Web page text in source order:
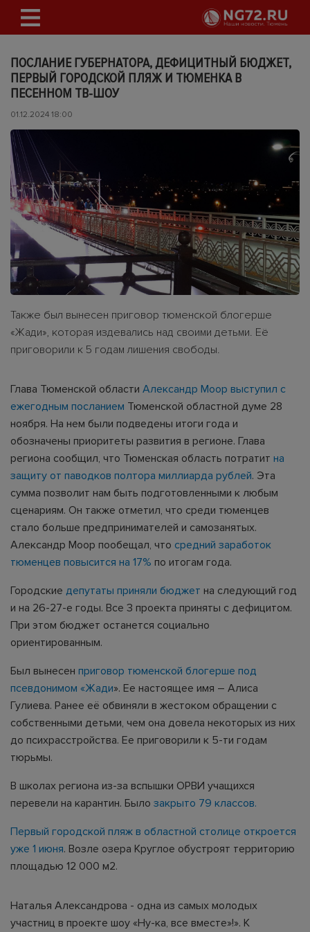
ПОСЛАНИЕ ГУБЕРНАТОРА, ДЕФИЦИТНЫЙ БЮДЖЕТ,
ПЕРВЫЙ ГОРОДСКОЙ ПЛЯЖ И ТЮМЕНКА В
ПЕСЕННОМ ТВ-ШОУ
01.12.2024 18:00
Также был вынесен приговор тюменской блогерше
«Жади», которая издевались над своими детьми. Её
приговорили к 5 годам лишения свободы.
Глава Тюменской области Александр Моор выступил с
ежегодным посланием Тюменской областной думе 28
ноября. На нем были подведены итоги года и
обозначены приоритеты развития в регионе. Глава
региона сообщил, что Тюменская область потратит на
защиту от паводков полтора миллиарда рублей. Эта
сумма позволит нам быть подготовленными к любым
сценариям. Он также отметил, что среди тюменцев
стало больше предпринимателей и самозанятых.
Александр Моор пообещал, что средний заработок
тюменцев повысится на 17% по итогам года.
Городские депутаты приняли бюджет на следующий год
и на 26-27-е годы. Все 3 проекта приняты с дефицитом.
При этом бюджет останется социально
ориентированным.
Был вынесен приговор тюменской блогерше под
псевдонимом «Жади». Ее настоящее имя – Алиса
Гулиева. Ранее её обвиняли в жестоком обращении с
собственными детьми, чем она довела некоторых из них
до психрасстройства. Ее приговорили к 5-ти годам
тюрьмы.
В школах региона из-за вспышки ОРВИ учащихся
перевели на карантин. Было закрыто 79 классов.
Первый городской пляж в областной столице откроется
уже 1 июня. Возле озера Круглое обустроят территорию
площадью 12 000 м2.
Наталья Александрова - одна из самых молодых
участниц в проекте шоу «Ну-ка, все вместе»!». К